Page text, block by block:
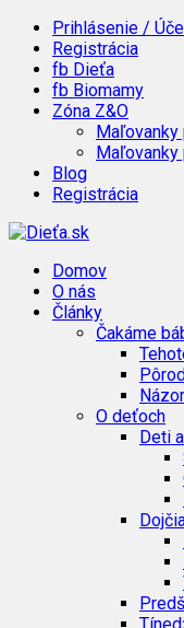
Prihlásenie /
Registrácia
fb Dieťa
fb Biomamy
Zóna Z&O
Maľovanky
Blog
Registrácia
Domov
O nás
Články
Čakáme
O deťoch
Deti